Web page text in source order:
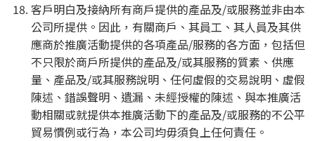
客戶明白及接納所有商戶提供的產品及/或服務並非由本
公司所提供。因此，有關商戶、其員工、其人員及其供
應商於推廣活動提供的各項產品/服務的各方面，包括但
不只限於商戶所提供的產品及/或其服務的質素、供應
量、產品及/或其服務說明、任何虛假的交易說明、虛假
陳述、錯誤聲明、遺漏、未經授權的陳述、與本推廣活
動相關或就提供本推廣活動下的產品及/或服務的不公平
貿易慣例或行為，本公司均毋須負上任何責任。